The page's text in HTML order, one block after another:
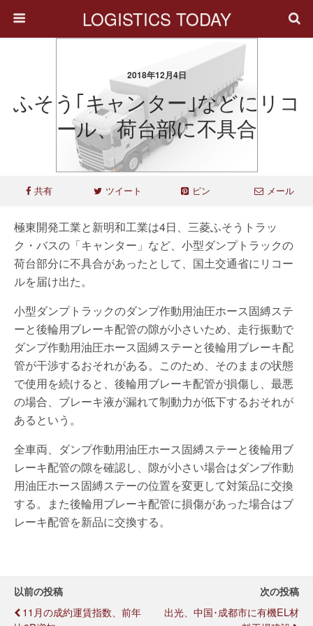
LOGISTICS TODAY
2018年12月4日
ふそう｢キャンター｣などにリコ
ール、荷台部に不具合
共有 ツイート ピン メール
極東開発工業と新明和工業は4日、三菱ふそうトラッ
ク・バスの「キャンター」など、小型ダンプトラックの
荷台部分に不具合があったとして、国土交通省にリコー
ルを届け出た。
小型ダンプトラックのダンプ作動用油圧ホース固縛ステ
ーと後輪用ブレーキ配管の隙が小さいため、走行振動で
ダンプ作動用油圧ホース固縛ステーと後輪用ブレーキ配
管が干渉するおそれがある。このため、そのままの状態
で使用を続けると、後輪用ブレーキ配管が損傷し、最悪
の場合、ブレーキ液が漏れて制動力が低下するおそれが
あるという。
全車両、ダンプ作動用油圧ホース固縛ステーと後輪用ブ
レーキ配管の隙を確認し、隙が小さい場合はダンプ作動
用油圧ホース固縛ステーの位置を変更して対策品に交換
する。また後輪用ブレーキ配管に損傷があった場合はブ
レーキ配管を新品に交換する。
以前の投稿
11月の成約運賃指数、前年
次の投稿
出光、中国･成都市に有機EL材